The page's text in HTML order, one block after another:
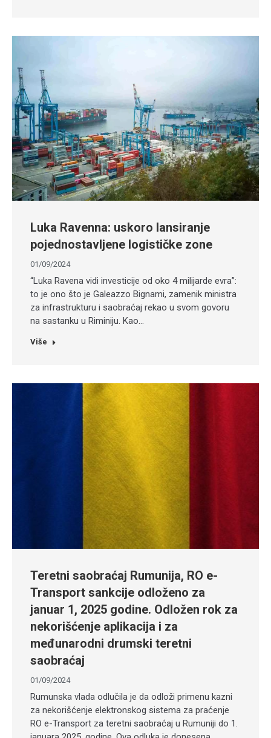
Luka Ravenna: uskoro lansiranje
pojednostavljene logističke zone
01/09/2024
“Luka Ravena vidi investicije od oko 4 milijarde evra”:
to je ono što je Galeazzo Bignami, zamenik ministra
za infrastrukturu i saobraćaj rekao u svom govoru
na sastanku u Riminiju. Kao…
Više
Teretni saobraćaj Rumunija, RO e-
Transport sankcije odloženo za
januar 1, 2025 godine. Odložen rok za
nekorišćenje aplikacija i za
međunarodni drumski teretni
saobraćaj
01/09/2024
Rumunska vlada odlučila je da odloži primenu kazni
za nekorišćenje elektronskog sistema za praćenje
RO e-Transport za teretni saobraćaj u Rumuniji do 1.